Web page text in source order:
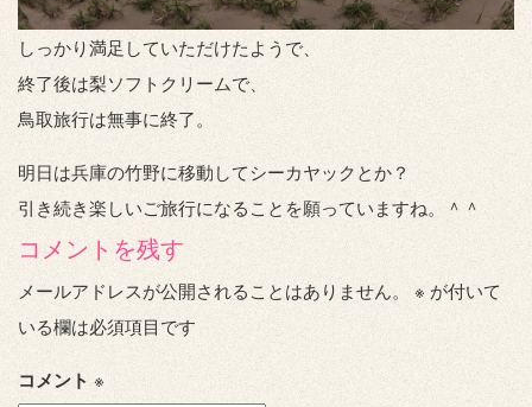
しっかり満足していただけたようで、
終了後は梨ソフトクリームで、
鳥取旅行は無事に終了。
明日は兵庫の竹野に移動してシーカヤックとか？
引き続き楽しいご旅行になることを願っていますね。＾＾
コメントを残す
メールアドレスが公開されることはありません。 ※ が付いて
いる欄は必須項目です
コメント ※